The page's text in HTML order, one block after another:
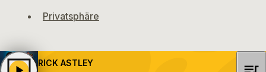
Privatsphäre
RICK ASTLEY